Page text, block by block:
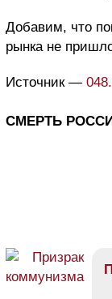
Добавим, что
рынка не
Источник —
СМЕРТЬ